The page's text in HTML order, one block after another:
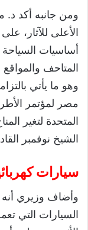
ومن جانبه أكد
الأعلى للآثار،
أساسيات السياحة
المتاحف والمواقع
وهو ما يأتي
مصر لمؤتمر
الشيخ نوفمبر
سيارات
وأضاف وزيري
السيارات التي